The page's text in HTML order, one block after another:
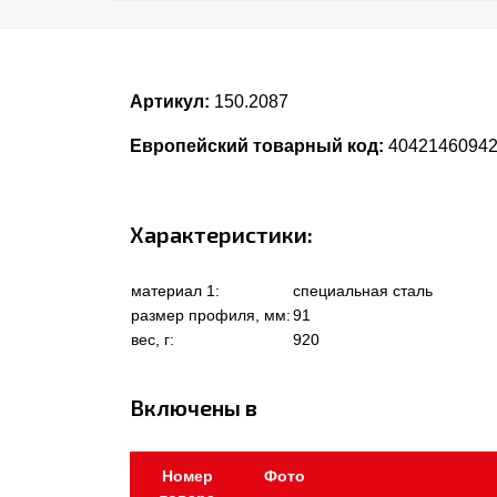
Артикул: 150.2087
Европейский товарный код:
Характеристики:
материал 1:
специальная сталь
размер профиля, мм:91
вес, г:
920
Включены в
Номер
Фото